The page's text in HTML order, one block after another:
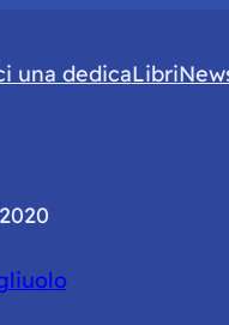
una dedicaLibri